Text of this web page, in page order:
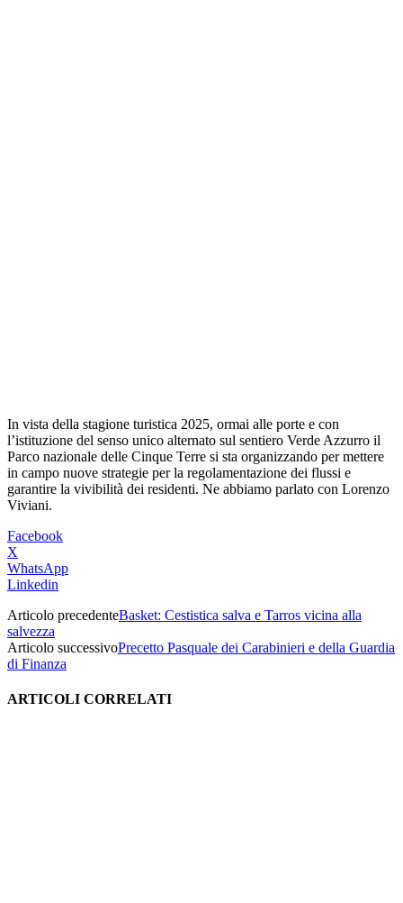
In vista della stagione turistica 2025, ormai alle porte e con
l’istituzione del senso unico alternato sul sentiero Verde Azzurro il
Parco nazionale delle Cinque Terre si sta organizzando per mettere
in campo nuove strategie per la regolamentazione dei flussi e
garantire la vivibilità dei residenti. Ne abbiamo parlato con Lorenzo
Viviani.
Facebook
X
WhatsApp
Linkedin
Articolo precedenteBasket: Cestistica salva e Tarros vicina alla
salvezza
Articolo successivoPrecetto Pasquale dei Carabinieri e della Guardia
di Finanza
ARTICOLI CORRELATI